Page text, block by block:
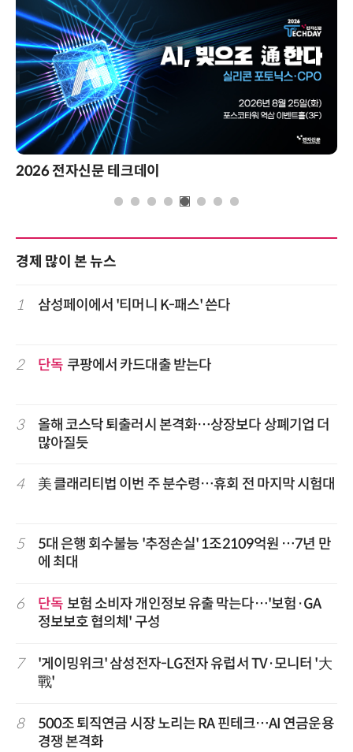
2026 전자신문 테크데이
경제 많이 본 뉴스
1 삼성페이에서 '티머니 K-패스' 쓴다
2 단독 쿠팡에서 카드대출 받는다
3
올해 코스닥 퇴출러시 본격화…상장보다 상폐기업 더
많아질듯
4 美 클래리티법 이번 주 분수령…휴회 전 마지막 시험대
5
5대 은행 회수불능 '추정손실' 1조2109억원 …7년 만
에 최대
6 단독 보험 소비자 개인정보 유출 막는다…'보험·GA
정보보호 협의체' 구성
7
'게이밍위크' 삼성전자-LG전자 유럽서 TV·모니터 '大
戰'
8
500조 퇴직연금 시장 노리는 RA 핀테크…AI 연금운용
경쟁 본격화